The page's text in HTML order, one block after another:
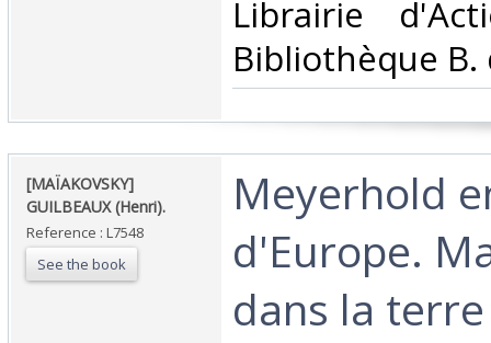
Librairie
Bibliothèque B.
‎[MAÏAKOVSKY]
GUILBEAUX (Henri).‎
Reference : L7548
See the book
‎Meyerhold
d'Europe.
dans la